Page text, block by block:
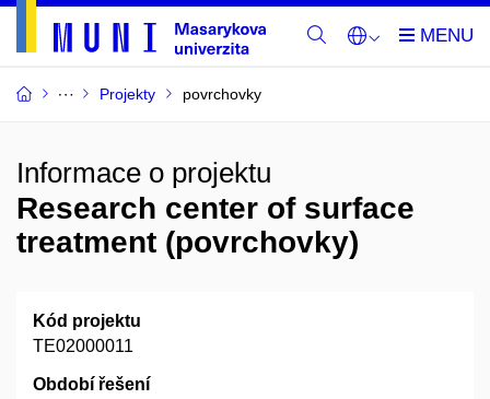
Projekty povrchovky
Informace o projektu
Research center of surface
treatment (povrchovky)
Kód projektu
TE02000011
Období řešení